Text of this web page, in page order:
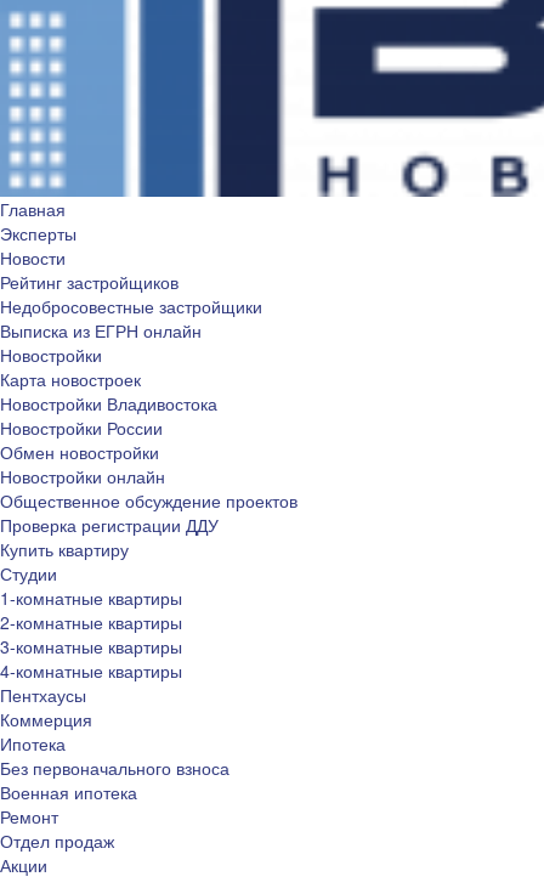
Главная
Эксперты
Новости
Рейтинг застройщиков
Недобросовестные застройщики
Выписка из ЕГРН онлайн
Новостройки
Карта новостроек
Новостройки Владивостока
Новостройки России
Обмен новостройки
Новостройки онлайн
Общественное обсуждение проектов
Проверка регистрации ДДУ
Купить квартиру
Студии
1-комнатные квартиры
2-комнатные квартиры
3-комнатные квартиры
4-комнатные квартиры
Пентхаусы
Коммерция
Ипотека
Без первоначального взноса
Военная ипотека
Ремонт
Отдел продаж
Акции